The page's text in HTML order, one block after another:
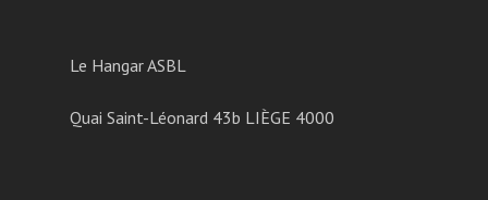
Le Hangar ASBL
Quai Saint-Léonard 43b LIÈGE 4000